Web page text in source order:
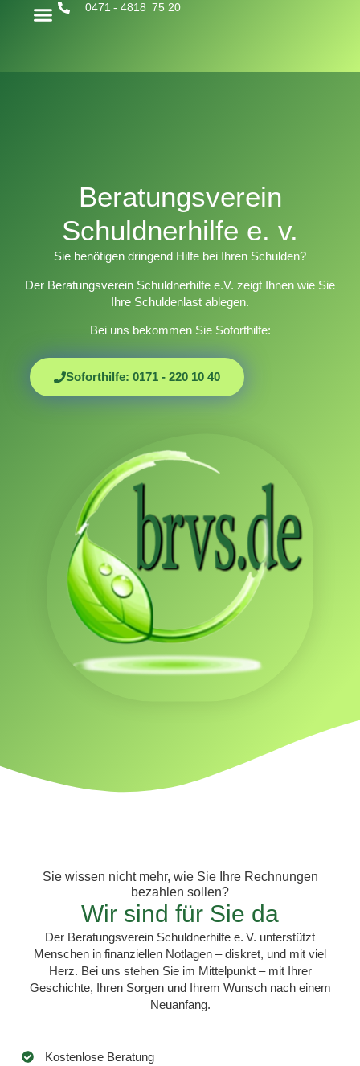
0471 - 4818 75 20
Beratungsverein
Schuldnerhilfe e. v.
Sie benötigen dringend Hilfe bei Ihren Schulden?
Der Beratungsverein Schuldnerhilfe e.V. zeigt Ihnen wie Sie
Ihre Schuldenlast ablegen.
Bei uns bekommen Sie Soforthilfe:
Soforthilfe: 0171 - 220 10 40
Sie wissen nicht mehr, wie Sie Ihre Rechnungen
bezahlen sollen?
Wir sind für Sie da
Der Beratungsverein Schuldnerhilfe e. V. unterstützt
Menschen in finanziellen Notlagen – diskret, und mit viel
Herz. Bei uns stehen Sie im Mittelpunkt – mit Ihrer
Geschichte, Ihren Sorgen und Ihrem Wunsch nach einem
Neuanfang.
Kostenlose Beratung